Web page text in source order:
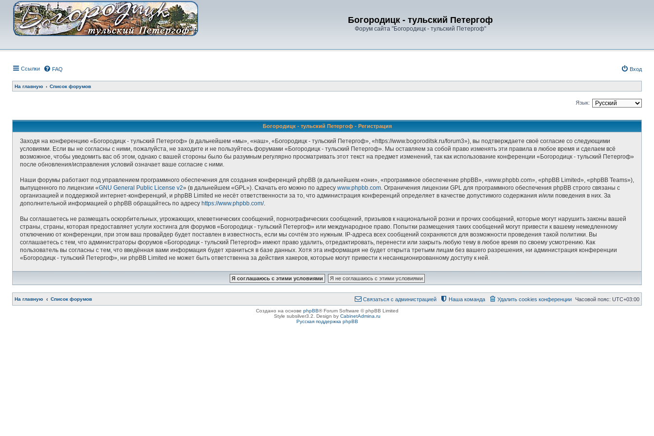
Богородицк - тульский Петергоф
Форум сайта "Богородицк - тульский Петергоф"
Ссылки FAQ Вход
На главную Список форумов
Язык:
Богородицк - тульский Петергоф - Регистрация
Заходя на конференцию «Богородицк - тульский Петергоф» (в дальнейшем «мы», «наш», «Богородицк - тульский Петергоф», «https://www.bogoroditsk.ru/forum3»), вы подтверждаете своё согласие со следующими
условиями. Если вы не согласны с ними, пожалуйста, не заходите и не пользуйтесь форумами «Богородицк - тульский Петергоф». Мы оставляем за собой право изменять эти правила в любое время и сделаем всё
возможное, чтобы уведомить вас об этом, однако с вашей стороны было бы разумным регулярно просматривать этот текст на предмет изменений, так как использование конференции «Богородицк - тульский Петергоф»
после обновления/исправления условий означает ваше согласие с ними.
Наши форумы работают под управлением программного обеспечения для создания конференций phpBB (в дальнейшем «они», «программное обеспечение phpBB», «www.phpbb.com», «phpBB Limited», «phpBB Teams»),
выпущенного по лицензии «GNU General Public License v2» (в дальнейшем «GPL»). Скачать его можно по адресу www.phpbb.com. Ограничения лицензии GPL для программного обеспечения phpBB строго связаны с
организацией и поддержкой интернет-конференций, и phpBB Limited не несёт ответственности за то, что администрация конференций определяет в качестве допустимого содержания и/или поведения в них. За
дополнительной информацией о phpBB обращайтесь по адресу https://www.phpbb.com/.
Вы соглашаетесь не размещать оскорбительных, угрожающих, клеветнических сообщений, порнографических сообщений, призывов к национальной розни и прочих сообщений, которые могут нарушить законы вашей
страны, страны, которая предоставляет услуги хостинга для форумов «Богородицк - тульский Петергоф» или международное право. Попытки размещения таких сообщений могут привести к вашему немедленному
отключению от конференции, при этом ваш провайдер будет поставлен в известность, если мы сочтём это нужным. IP-адреса всех сообщений сохраняются для возможности проведения такой политики. Вы
соглашаетесь с тем, что администраторы форумов «Богородицк - тульский Петергоф» имеют право удалить, отредактировать, перенести или закрыть любую тему в любое время по своему усмотрению. Как
пользователь вы согласны с тем, что введённая вами информация будет храниться в базе данных. Хотя эта информация не будет открыта третьим лицам без вашего разрешения, ни администрация конференции
«Богородицк - тульский Петергоф», ни phpBB Limited не может быть ответственна за действия хакеров, которые могут привести к несанкционированному доступу к ней.
На главную Список форумов Часовой пояс: UTC+03:00
Удалить cookies конференции
Наша команда
Связаться с администрацией
Создано на основе phpBB® Forum Software © phpBB Limited
Style subsilver3.2. Design by CabinetAdmina.ru
Русская поддержка phpBB